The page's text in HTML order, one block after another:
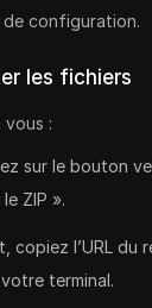
de configuration.
les fichiers
:
sur le bouton
ZIP ».
copiez l’URL du
terminal.